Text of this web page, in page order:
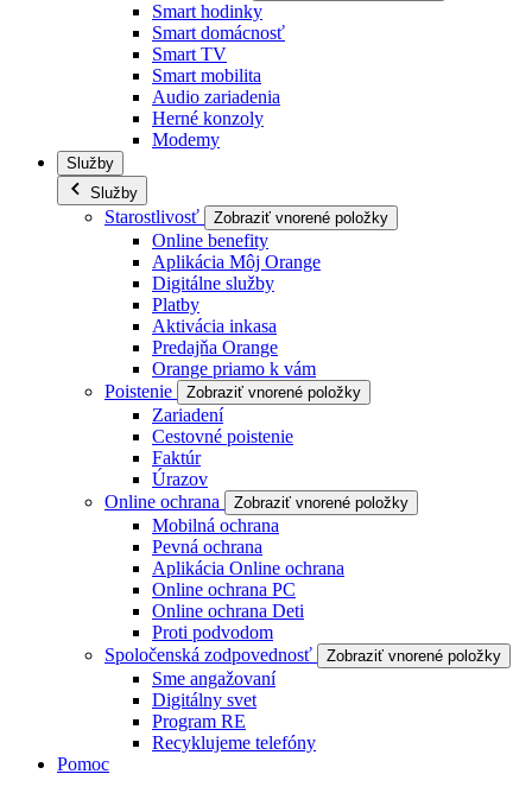
Smart hodinky
Smart domácnosť
Smart TV
Smart mobilita
Audio zariadenia
Herné konzoly
Modemy
Služby
Služby
Starostlivosť Zobraziť vnorené položky
Online benefity
Aplikácia Môj Orange
Digitálne služby
Platby
Aktivácia inkasa
Predajňa Orange
Orange priamo k vám
Poistenie
Zobraziť vnorené položky
Zariadení
Cestovné poistenie
Faktúr
Úrazov
Online ochrana
Zobraziť vnorené položky
Mobilná ochrana
Pevná ochrana
Aplikácia Online ochrana
Online ochrana PC
Online ochrana Deti
Proti podvodom
Spoločenská zodpovednosť
Zobraziť vnorené položky
Sme angažovaní
Digitálny svet
Program RE
Recyklujeme telefóny
Pomoc